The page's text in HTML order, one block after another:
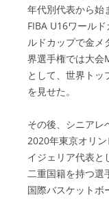
年代別代表から始
FIBA U16ワール
ルドカップで金メ
界選手権では大会
として、世界トッ
を見せた。
その後、シニアレ
2020年東京オリ
イジェリア代表と
二重国籍を持つ選
国際バスケットボ